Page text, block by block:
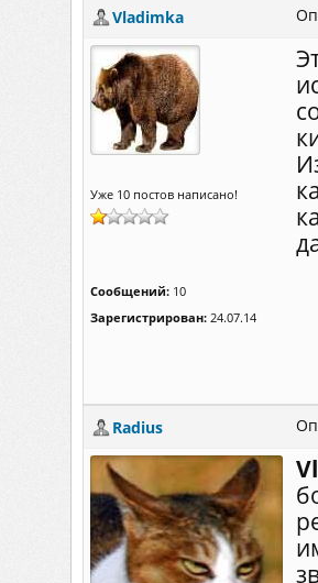
Vladimka
Уже 10 постов написано!
Сообщений: 10
Зарегистрирован: 24.07.14
Radius